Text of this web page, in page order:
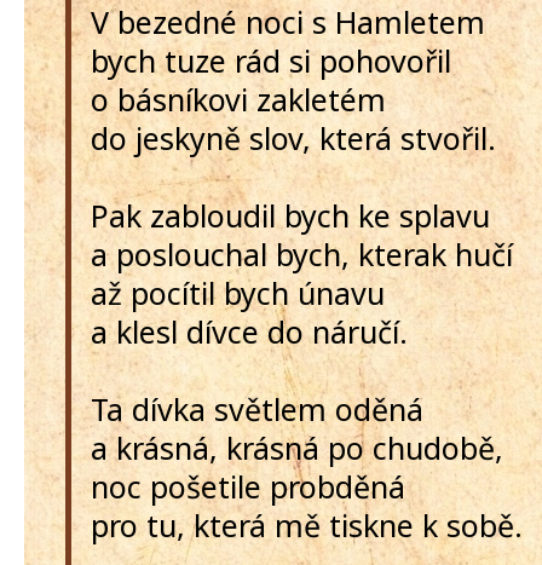
V bezedné noci s Hamletem
bych tuze rád si pohovořil
o básníkovi zakletém
do jeskyně slov, která stvořil.
Pak zabloudil bych ke splavu
a poslouchal bych, kterak hučí
až pocítil bych únavu
a klesl dívce do náručí.
Ta dívka světlem oděná
a krásná, krásná po chudobě,
noc pošetile probděná
pro tu, která mě tiskne k sobě.